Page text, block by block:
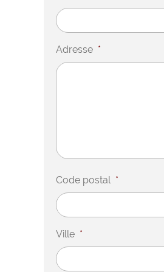
Adresse *
Code postal *
Ville *